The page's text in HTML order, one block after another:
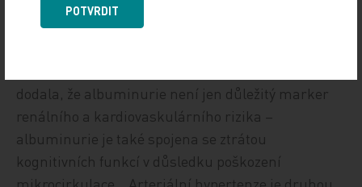
Prof. MUDr. Jitka Mlíková Seidlerová, Ph.D.,
dodala, že albuminurie není jen důležitý marker
renálního a kardiovaskulárního rizika –
albuminurie je také spojena se ztrátou
kognitivních funkcí v důsledku poškození
POTVRDIT